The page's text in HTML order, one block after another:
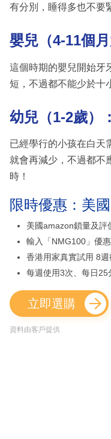
有分別，睡得多也不要
嬰兒（4-11個
這個時期的嬰兒開始牙
短，不過都不能少於十
幼兒（1-2歲）
已經學行的小孩在白天
就會再減少，不過都不
時！
限時優惠：美
美國amazon鎖量及評
輸入「NMG100」優
香港用家真實試用 8
每週使用3次、每日25
立即選購
資料由客戶提供